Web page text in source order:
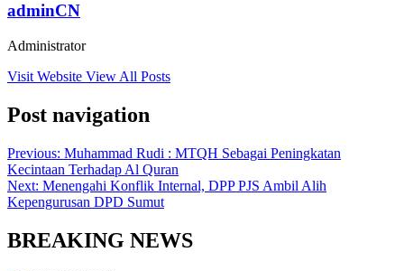
adminCN
Administrator
Visit Website View All Posts
Post navigation
Previous: Muhammad Rudi : MTQH Sebagai Peningkatan
Kecintaan Terhadap Al Quran
Next: Menengahi Konflik Internal, DPP PJS Ambil Alih
Kepengurusan DPD Sumut
BREAKING NEWS